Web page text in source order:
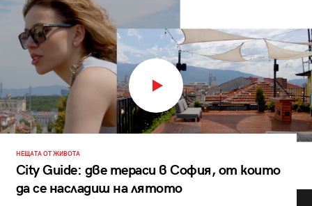
НЕЩАТА ОТ ЖИВОТА
City Guide: две тераси в София, от които
да се насладиш на лятото